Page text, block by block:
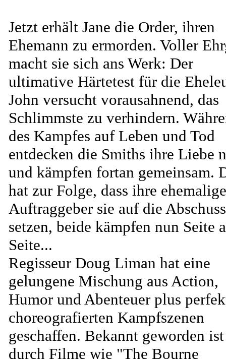
Jetzt erhält Jane die Order, ihren
Ehemann zu ermorden. Voller
macht sie sich ans Werk: Der
ultimative Härtetest für die
John versucht vorausahnend, das
Schlimmste zu verhindern.
des Kampfes auf Leben und Tod
entdecken die Smiths ihre Liebe
und kämpfen fortan gemeinsam.
hat zur Folge, dass ihre
Auftraggeber sie auf die
setzen, beide kämpfen nun Seite
Seite...
Regisseur Doug Liman hat eine
gelungene Mischung aus Action,
Humor und Abenteuer plus
choreografierten Kampfszenen
geschaffen. Bekannt geworden
durch Filme wie "The Bourne